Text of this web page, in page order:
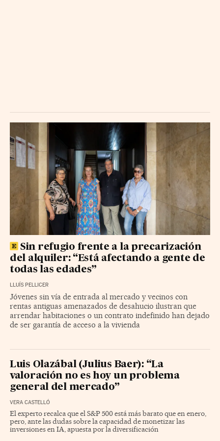
Sin refugio frente a la precarización
del alquiler: “Está afectando a gente de
todas las edades”
LLUÍS PELLICER
Jóvenes sin vía de entrada al mercado y vecinos con
rentas antiguas amenazados de desahucio ilustran que
arrendar habitaciones o un contrato indefinido han dejado
de ser garantía de acceso a la vivienda
Luis Olazábal (Julius Baer): “La
valoración no es hoy un problema
general del mercado”
VERA CASTELLÓ
El experto recalca que el S&P 500 está más barato que en enero,
pero, ante las dudas sobre la capacidad de monetizar las
inversiones en IA, apuesta por la diversificación